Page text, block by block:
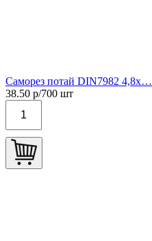
Саморез потай DIN7982 4,8х…
38.50 р/700 шт